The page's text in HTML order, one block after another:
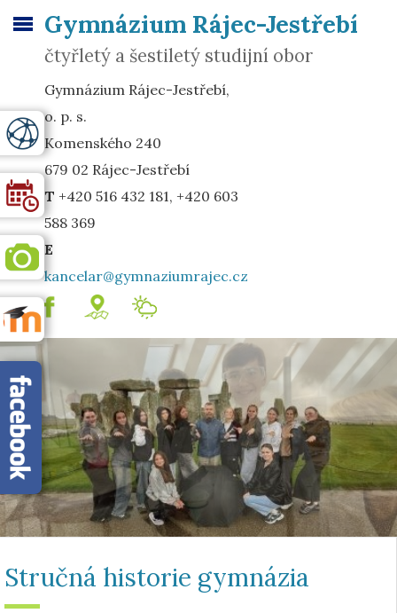
Gymnázium Rájec-Jestřebí
čtyřletý a šestiletý studijní obor
Gymnázium Rájec-Jestřebí,
o. p. s.
Komenského 240
679 02 Rájec-Jestřebí
T +420 516 432 181, +420 603
588 369
E
kancelar@gymnaziumrajec.cz
.
mapa Meteostanice
Stručná historie gymnázia